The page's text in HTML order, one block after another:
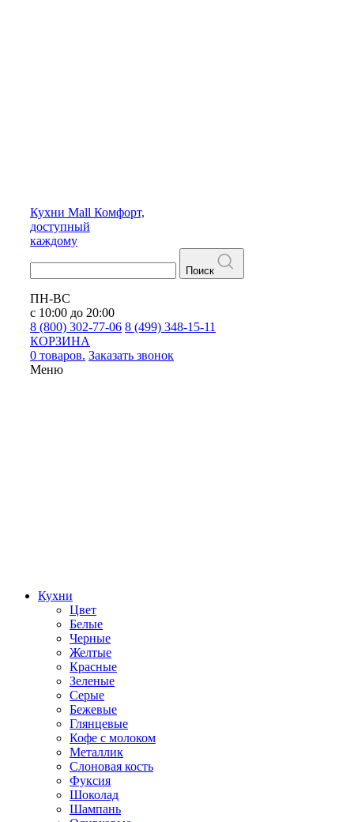
Кухни Mall Комфорт,
доступный
каждому
Поиск
ПН-ВС
с 10:00 до 20:00
8 (800) 302-77-06 8 (499) 348-15-11
КОРЗИНА
0 товаров. Заказать звонок
Меню
Кухни
Цвет
Белые
Черные
Желтые
Красные
Зеленые
Серые
Бежевые
Глянцевые
Кофе с молоком
Металлик
Слоновая кость
Фуксия
Шоколад
Шампань